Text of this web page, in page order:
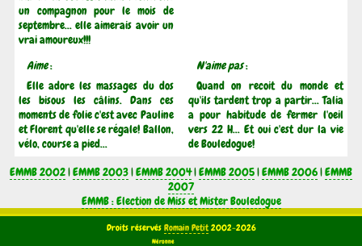
un compagnon pour le mois de
septembre... elle aimerais avoir un
vrai amoureux!!!
Aime:
Elle adore les massages du dos
les bisous les câlins. Dans ces
moments de folie c'est avec Pauline
et Florent qu'elle se régale! Ballon,
vélo, course a pied...
N'aime pas:
Quand on recoit du monde et
qu'ils tardent trop a partir... Talia
a pour habitude de fermer l'oeil
vers 22 H... Et oui c'est dur la vie
de Bouledogue!
EMMB 2002|EMMB 2003|EMMB 2004|EMMB 2005|EMMB 2006|EMMB
2007
EMMB : Election de Miss et Mister Bouledogue
Droits réservés Romain Petit2002-2026
Néronne